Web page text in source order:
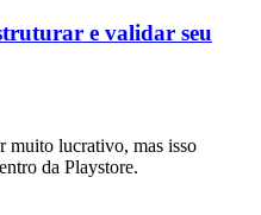
e validar seu
muito lucrativo, mas isso
da Playstore.